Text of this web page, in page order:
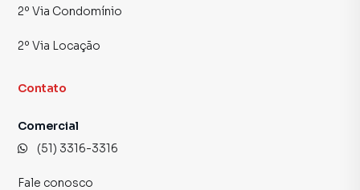
2º Via Condomínio
2º Via Locação
Contato
Comercial
(51) 3316-3316
Fale conosco